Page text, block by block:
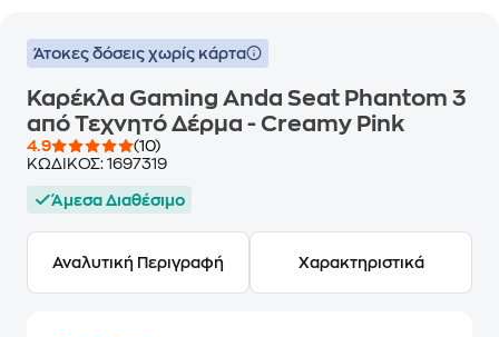
Άτοκες δόσεις χωρίς κάρτα
Καρέκλα Gaming Anda Seat Phantom 3
από Τεχνητό Δέρμα - Creamy Pink
4.9
(10)
ΚΩΔΙΚΟΣ: 1697319
Άμεσα Διαθέσιμο
Αναλυτική Περιγραφή Χαρακτηριστικά